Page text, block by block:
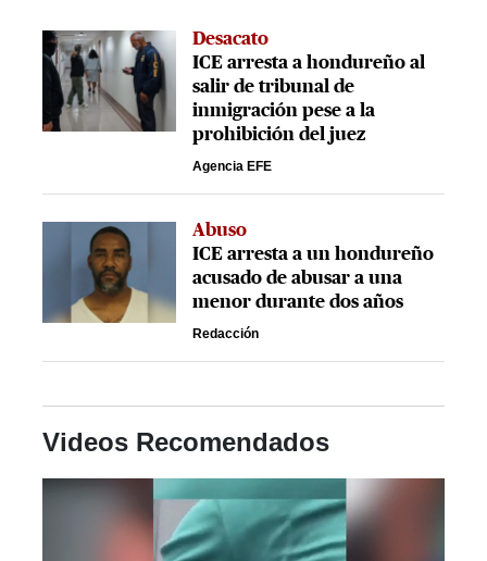
Desacato
ICE arresta a hondureño al
salir de tribunal de
inmigración pese a la
prohibición del juez
Agencia EFE
Abuso
ICE arresta a un hondureño
acusado de abusar a una
menor durante dos años
Redacción
Videos Recomendados